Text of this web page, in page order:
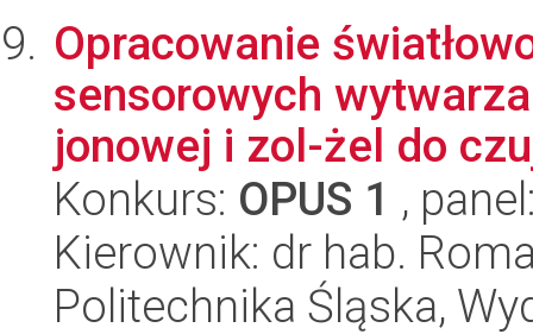
Opracowanie
sensorowych
jonowej i zol-żel do
Konkurs: OPUS 1 ,
Kierownik: dr hab.
Politechnika Śląska,